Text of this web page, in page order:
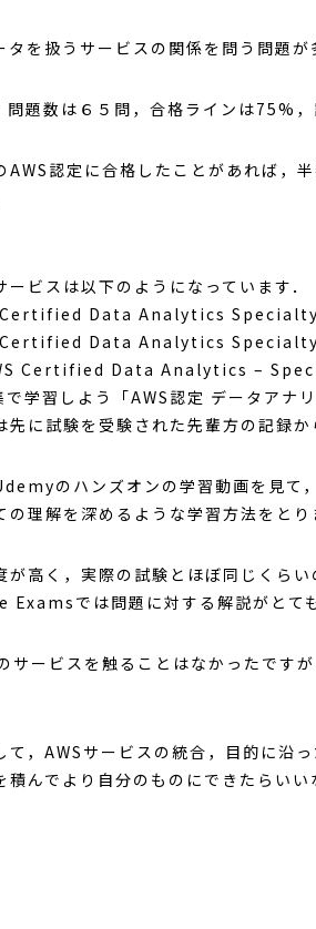
タを扱うサービスの関係を問う問題が
題数は６５問，合格ラインは75%
AWS認定に合格したことがあれば，
ビスは以下のようになっています．
Certified Data Analytics
Certified Data Analytics
Certified Data Analytics –
で学習しよう「AWS認定 データアナ
先に試験を受験された先輩方の記録か
のハンズオンの学習動画を見て
の理解を深めるような学習方法をとり
高く，実際の試験とほぼ同じくら
では問題に対する解説がとて
ービスを触ることはなかったです
，AWSサービスの統合，目的に沿
んでより自分のものにできたらいい